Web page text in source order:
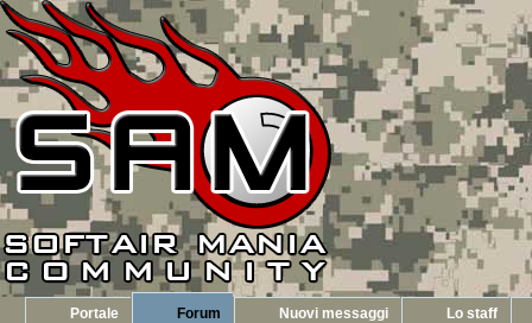
Portale Forum Nuovi messaggi Lo staff